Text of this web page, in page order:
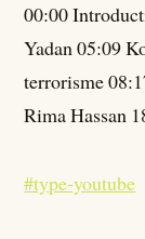
00:00
Yadan 05:09
terrorisme
Rima Hassan
#type-youtube